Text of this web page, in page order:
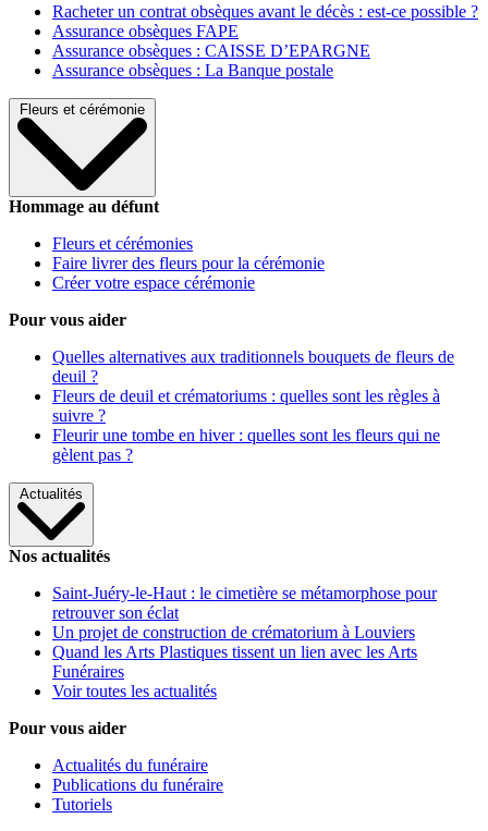
Racheter un contrat obsèques avant le décès : est-ce possible ?
Assurance obsèques FAPE
Assurance obsèques : CAISSE D’EPARGNE
Assurance obsèques : La Banque postale
Fleurs et cérémonie
Hommage au défunt
Fleurs et cérémonies
Faire livrer des fleurs pour la cérémonie
Créer votre espace cérémonie
Pour vous aider
Quelles alternatives aux traditionnels bouquets de fleurs de
deuil ?
Fleurs de deuil et crématoriums : quelles sont les règles à
suivre ?
Fleurir une tombe en hiver : quelles sont les fleurs qui ne
gèlent pas ?
Actualités
Nos actualités
Saint-Juéry-le-Haut : le cimetière se métamorphose pour
retrouver son éclat
Un projet de construction de crématorium à Louviers
Quand les Arts Plastiques tissent un lien avec les Arts
Funéraires
Voir toutes les actualités
Pour vous aider
Actualités du funéraire
Publications du funéraire
Tutoriels